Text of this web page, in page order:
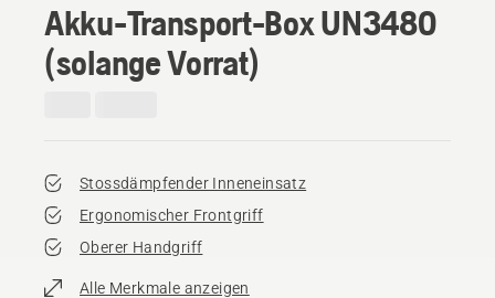
Akku-Transport-Box UN3480
(solange Vorrat)
Stossdämpfender Inneneinsatz
Ergonomischer Frontgriff
Oberer Handgriff
Alle Merkmale anzeigen